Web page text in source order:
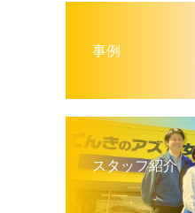
事例
スタッフ紹介